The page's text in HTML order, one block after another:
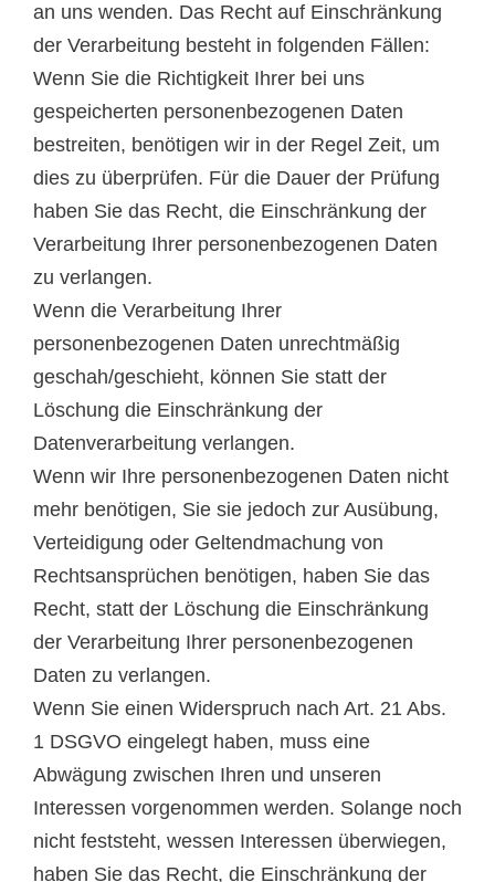
an uns wenden. Das Recht auf Einschränkung
der Verarbeitung besteht in folgenden Fällen:
Wenn Sie die Richtigkeit Ihrer bei uns
gespeicherten personenbezogenen Daten
bestreiten, benötigen wir in der Regel Zeit, um
dies zu überprüfen. Für die Dauer der Prüfung
haben Sie das Recht, die Einschränkung der
Verarbeitung Ihrer personenbezogenen Daten
zu verlangen.
Wenn die Verarbeitung Ihrer
personenbezogenen Daten unrechtmäßig
geschah/geschieht, können Sie statt der
Löschung die Einschränkung der
Datenverarbeitung verlangen.
Wenn wir Ihre personenbezogenen Daten nicht
mehr benötigen, Sie sie jedoch zur Ausübung,
Verteidigung oder Geltendmachung von
Rechtsansprüchen benötigen, haben Sie das
Recht, statt der Löschung die Einschränkung
der Verarbeitung Ihrer personenbezogenen
Daten zu verlangen.
Wenn Sie einen Widerspruch nach Art. 21 Abs.
1 DSGVO eingelegt haben, muss eine
Abwägung zwischen Ihren und unseren
Interessen vorgenommen werden. Solange noch
nicht feststeht, wessen Interessen überwiegen,
haben Sie das Recht, die Einschränkung der